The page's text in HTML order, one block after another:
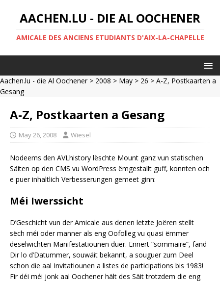
AACHEN.LU - DIE AL OOCHENER
AMICALE DES ANCIENS ETUDIANTS D'AIX-LA-CHAPELLE
Aachen.lu - die Al Oochener> 2008 > May > 26 > A-Z, Postkaarten a
Gesang
A-Z, Postkaarten a Gesang
May 26, 2008 Wiesel
Nodeems den AVLhistory lëschte Mount ganz vun statischen
Säiten op den CMS vu WordPress ëmgestallt guff, konnten och
e puer inhaltlich Verbesserungen gemeet ginn:
Méi Iwerssicht
D’Geschicht vun der Amicale aus denen letzte Joëren stellt
sëch méi oder manner als eng Oofolleg vu quasi ëmmer
deselwichten Manifestatiounen duer. Ennert “sommaire”, fand
Dir lo d’Datummer, souwäit bekannt, a souguer zum Deel
schon die aal Invitatiounen a listes de participations bis 1983!
Fir déi méi jonk aal Oochener hält des Säit trotzdem die eng